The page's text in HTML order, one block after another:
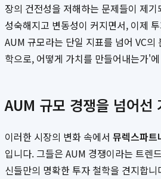
장의 건전성을 저해하는 문제들이 제
성숙해지고 변동성이 커지면서, 이제
AUM 규모라는 단일 지표를 넘어 VC의
학으로, 어떻게 가치를 만들어내는가'
AUM 규모 경쟁을 넘어선
이러한 시장의 변화 속에서 뮤렉스파트
입니다. 그들은 AUM 경쟁이라는 트렌
신들만의 명확한 투자 철학을 견지합